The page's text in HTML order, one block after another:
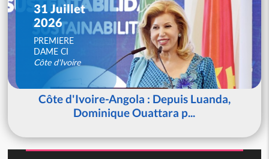
31 Juillet
2026
PREMIERE
DAME CI
Côte d'Ivoire
Côte d'Ivoire-Angola : Depuis Luanda,
Dominique Ouattara p...